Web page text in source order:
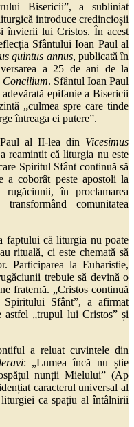
Bisericii”, a subliniat
introduce credincioșii
învierii lui Cristos. În acest
Sfântului Ioan Paul al
quintus annus, publicată în
a 25 de ani de la
Concilium. Sfântul Ioan Paul
epifanie a Bisericii
„culmea spre care tinde
întreaga ei putere”.
al II-lea din Vicesimus
reamintit că liturgia nu este
Spiritul Sfânt continuă să
a coborât peste apostoli la
în proclamarea
comunitatea
faptului că liturgia nu poate
rituală, ci este chemată să
Participarea la Euharistie,
trebuie să devină o
fraternă. „Cristos continuă
Sfânt”, a afirmat
„trupul lui Cristos” și
a reluat cuvintele din
: „Lumea încă nu știe
nunții Mielului” (Ap
caracterul universal al
ca spațiu al întâlnirii